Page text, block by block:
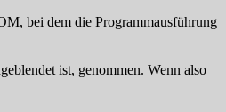
bei dem die Programmausführung
ist, genommen. Wenn also